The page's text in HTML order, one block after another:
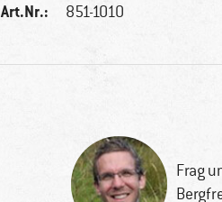
Art.Nr.: 851-1010
Frag